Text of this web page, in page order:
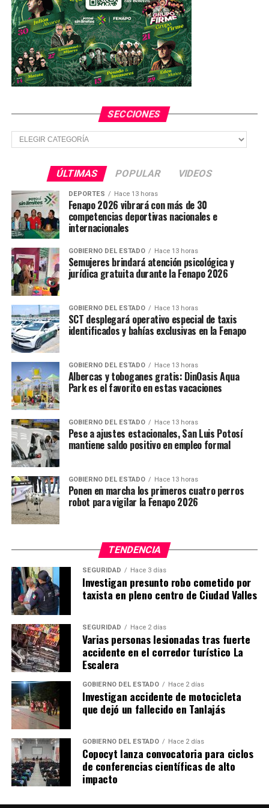
julio: MHF
NO TE PIERDAS
“Vamos muy arriba en las preferencias de la gente”:
Adrián Esper
SECCIONES
Secciones
ÚLTIMAS POPULAR VIDEOS
DEPORTES Hace 13 horas
Fenapo 2026 vibrará con más de 30
competencias deportivas nacionales e
internacionales
GOBIERNO DEL ESTADO Hace 13 horas
Semujeres brindará atención psicológica y
jurídica gratuita durante la Fenapo 2026
GOBIERNO DEL ESTADO Hace 13 horas
SCT desplegará operativo especial de taxis
identificados y bahías exclusivas en la Fenapo
GOBIERNO DEL ESTADO Hace 13 horas
Albercas y toboganes gratis: DinOasis Aqua
Park es el favorito en estas vacaciones
GOBIERNO DEL ESTADO Hace 13 horas
Pese a ajustes estacionales, San Luis Potosí
mantiene saldo positivo en empleo formal
GOBIERNO DEL ESTADO Hace 13 horas
Ponen en marcha los primeros cuatro perros
robot para vigilar la Fenapo 2026
TENDENCIA
SEGURIDAD Hace 3 días
Investigan presunto robo cometido por
taxista en pleno centro de Ciudad Valles
SEGURIDAD Hace 2 días
Varias personas lesionadas tras fuerte
accidente en el corredor turístico La
Escalera
GOBIERNO DEL ESTADO Hace 2 días
Investigan accidente de motocicleta
que dejó un fallecido en Tanlajás
GOBIERNO DEL ESTADO Hace 2 días
Copocyt lanza convocatoria para ciclos
de conferencias científicas de alto
impacto